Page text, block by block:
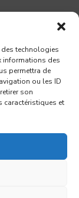
technologies
informations des
permettra de
ou les ID
son
caractéristiques et